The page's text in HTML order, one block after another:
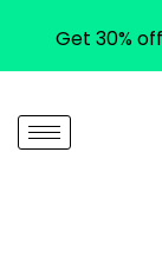
content
Get 30%